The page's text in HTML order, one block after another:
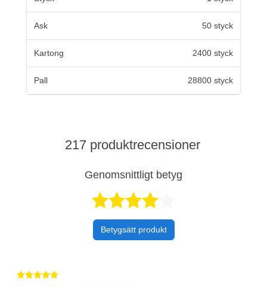
Ask 50 styck
Kartong 2400 styck
Pall 28800 styck
217 produktrecensioner
Genomsnittligt betyg
Betygsätt produkt
Betygsatt 5 av 5 stjärnor